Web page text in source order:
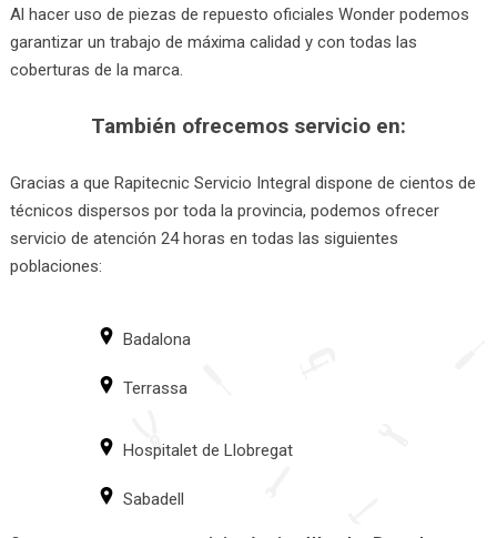
Al hacer uso de piezas de repuesto oficiales Wonder podemos
garantizar un trabajo de máxima calidad y con todas las
coberturas de la marca.
También ofrecemos servicio en:
Gracias a que Rapitecnic Servicio Integral dispone de cientos de
técnicos dispersos por toda la provincia, podemos ofrecer
servicio de atención 24 horas en todas las siguientes
poblaciones:
Badalona
Terrassa
Hospitalet de Llobregat
Sabadell